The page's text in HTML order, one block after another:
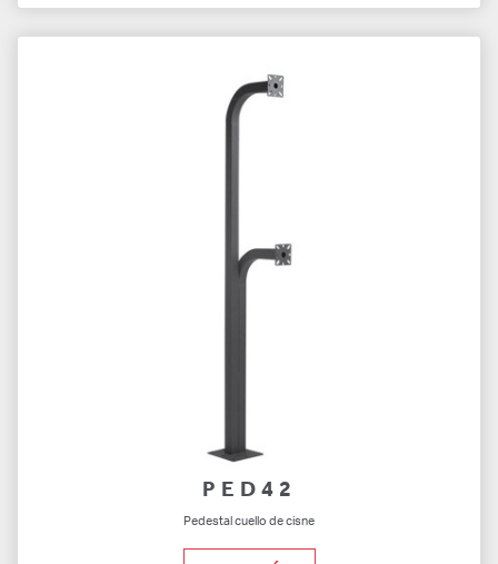
PED42
Pedestal cuello de cisne